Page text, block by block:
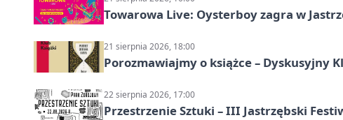
Towarowa Live: Oysterboy zagra w
21 sierpnia 2026, 18:00
Porozmawiajmy o książce – Dyskusyjny
22 sierpnia 2026, 17:00
Przestrzenie Sztuki – III Jastrzębski